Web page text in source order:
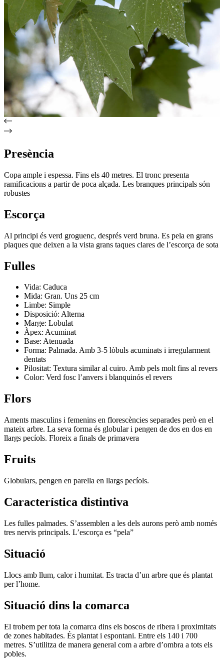
Presència
Copa ample i espessa. Fins els 40 metres. El tronc presenta
ramificacions a partir de poca alçada. Les branques principals són
robustes
Escorça
Al principi és verd groguenc, després verd bruna. Es pela en grans
plaques que deixen a la vista grans taques clares de l’escorça de sota
Fulles
Vida: Caduca
Mida: Gran. Uns 25 cm
Limbe: Simple
Disposició: Alterna
Marge: Lobulat
Àpex: Acuminat
Base: Atenuada
Forma: Palmada. Amb 3-5 lòbuls acuminats i irregularment
dentats
Pilositat: Textura similar al cuiro. Amb pels molt fins al revers
Color: Verd fosc l’anvers i blanquinós el revers
Flors
Aments masculins i femenins en florescències separades però en el
mateix arbre. La seva forma és globular i pengen de dos en dos en
llargs pecíols. Floreix a finals de primavera
Fruits
Globulars, pengen en parella en llargs pecíols.
Característica distintiva
Les fulles palmades. S’assemblen a les dels aurons però amb només
tres nervis principals. L’escorça es “pela”
Situació
Llocs amb llum, calor i humitat. Es tracta d’un arbre que és plantat
per l’home.
Situació dins la comarca
El trobem per tota la comarca dins els boscos de ribera i proximitats
de zones habitades. És plantat i espontani. Entre els 140 i 700
metres. S’utilitza de manera general com a arbre d’ombra a tots els
pobles.